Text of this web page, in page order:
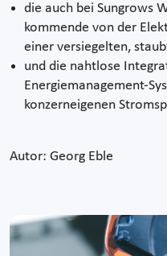
die auch bei Sungrows
kommende von der
einer versiegelten,
und die nahtlose
Energiemanagement-
konzerneigenen
Autor: Georg Eble